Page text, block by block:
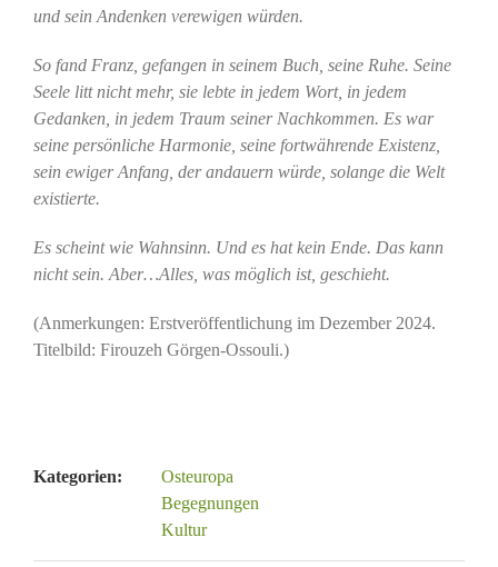
und sein Andenken verewigen würden.
So fand Franz, gefangen in seinem Buch, seine Ruhe. Seine
Seele litt nicht mehr, sie lebte in jedem Wort, in jedem
Gedanken, in jedem Traum seiner Nachkommen. Es war
seine persönliche Harmonie, seine fortwährende Existenz,
sein ewiger Anfang, der andauern würde, solange die Welt
existierte.
Es scheint wie Wahnsinn. Und es hat kein Ende. Das kann
nicht sein. Aber…Alles, was möglich ist, geschieht.
(Anmerkungen: Erstveröffentlichung im Dezember 2024.
Titelbild: Firouzeh Görgen-Ossouli.)
Kategorien:
Osteuropa
Begegnungen
Kultur